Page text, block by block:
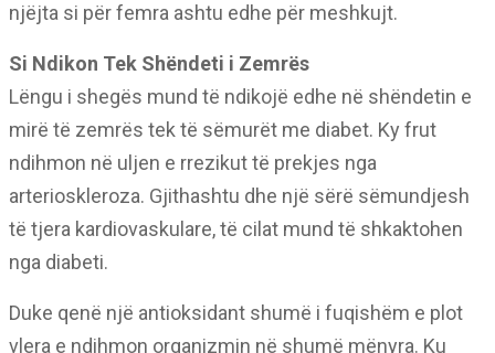
njëjta si për femra ashtu edhe për meshkujt.
Si Ndikon Tek Shëndeti i Zemrës
Lëngu i shegës mund të ndikojë edhe në shëndetin e
mirë të zemrës tek të sëmurët me diabet. Ky frut
ndihmon në uljen e rrezikut të prekjes nga
arterioskleroza. Gjithashtu dhe një sërë sëmundjesh
të tjera kardiovaskulare, të cilat mund të shkaktohen
nga diabeti.
Duke qenë një antioksidant shumë i fuqishëm e plot
vlera e ndihmon organizmin në shumë mënyra. Ku